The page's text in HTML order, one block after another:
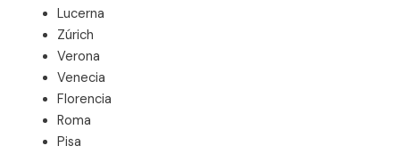
Lucerna
Zúrich
Verona
Venecia
Florencia
Roma
Pisa